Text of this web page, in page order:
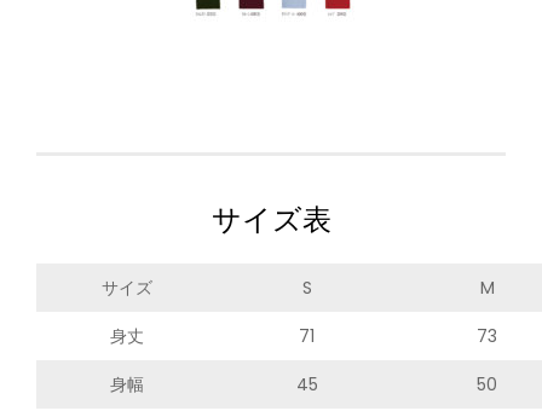
サイズ表
サイズ S
M
身丈
71
73
身幅
45
50